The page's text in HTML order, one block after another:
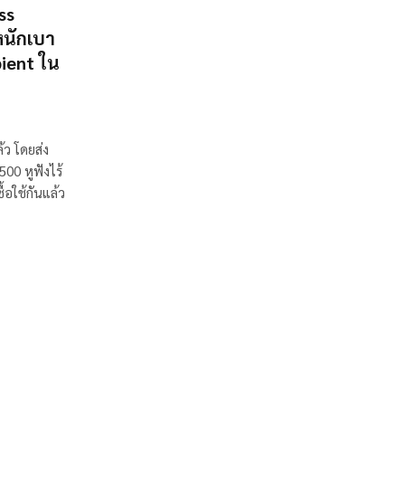
กเบา
ใน
โดยส่ง
หูฟังไร้
อใช้กันแล้ว